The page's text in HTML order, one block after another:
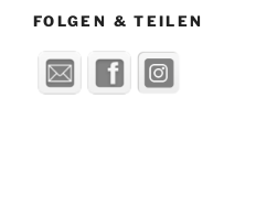
FOLGEN & TEILEN